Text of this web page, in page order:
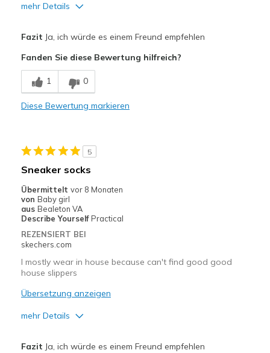
mehr Details
Comfortable
Geeignete Verwendung
Casual Wear
Special Occasions
Width
Sizing
Feels true to size
Fazit Ja, ich würde es einem Freund empfehlen
Fanden Sie diese Bewertung hilfreich?
1 0
Diese Bewertung markieren
5
Sneaker socks
Übermittelt vor 8 Monaten
von Baby girl
aus Bealeton VA
Describe Yourself Practical
REZENSIERT BEI
skechers.com
I mostly wear in house because can't find good good
house slippers
Übersetzung anzeigen
mehr Details
Fazit Ja, ich würde es einem Freund empfehlen